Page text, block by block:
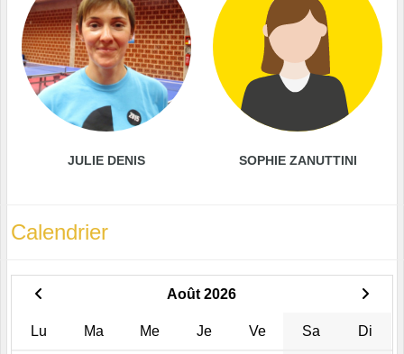
JULIE DENIS SOPHIE ZANUTTINI
Calendrier
Août 2026
Lu Ma Me Je Ve Sa Di